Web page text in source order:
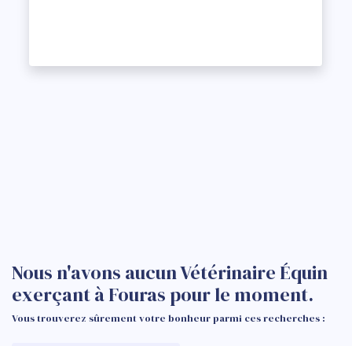
Nous n'avons aucun Vétérinaire Équin
exerçant à Fouras pour le moment.
Vous trouverez sûrement votre bonheur parmi ces recherches :